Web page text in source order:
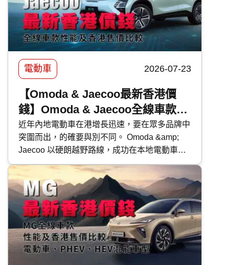
電動車 2026-07-23
【Omoda & Jaecoo最新香港價
錢】Omoda & Jaecoo全線車款｜
性能及香港售價比較
近年內地電動車在港增長迅速，要在眾多品牌中
突圍而出，的確要與別不同。 Omoda &amp;
Jaecoo 以硬朗越野路線，成功在本地電動車壇
闖出獨有風格。今次 快而保 便為大家深入了解
Omoda &amp; Jaecoo 各車款的特性及售價，有
助各位買車時有更好準備。